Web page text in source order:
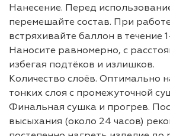
Нанесение. Перед
перемешайте состав. При
встряхивайте баллон в течение
Наносите равномерно, с
избегая подтёков и излишков.
Количество слоёв. Оптимально
тонких слоя с промежуточной
Финальная сушка и прогрев.
высыхания (около 24 часов)